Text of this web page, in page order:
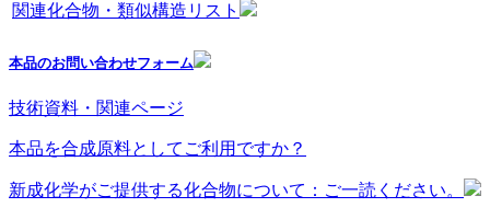
関連化合物・類似構造リスト
本品のお問い合わせフォーム
技術資料・関連ページ
本品を合成原料としてご利用ですか？
新成化学がご提供する化合物について：ご一読ください。